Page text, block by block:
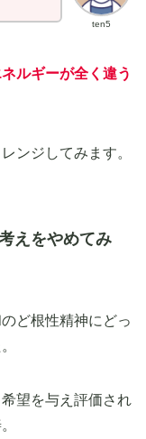
ten5
ルギーが全く違う
ンジしてみます。
えをやめてみ
ど根性精神にどっ
望を与え評価され